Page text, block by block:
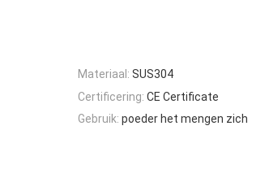
Materiaal: SUS304
Certificering: CE Certificate
Gebruik: poeder het mengen zich